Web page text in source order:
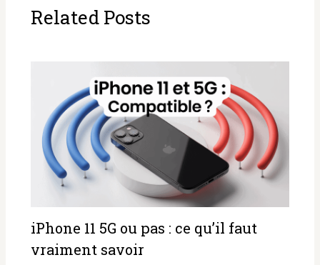
Related Posts
iPhone 11 5G ou pas : ce qu’il faut
vraiment savoir